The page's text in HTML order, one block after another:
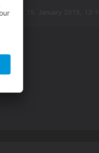
15. January 2015, 13:10